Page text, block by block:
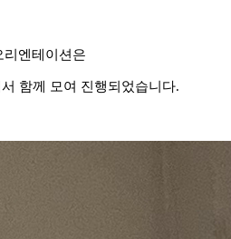
리엔테이션은
함께 모여 진행되었습니다.